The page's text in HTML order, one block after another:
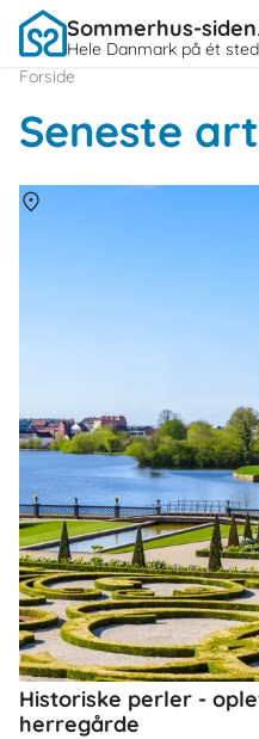
Sommerhus-siden
Hele Danmark på ét sted
Forside
Seneste
Historiske perler -
herregårde